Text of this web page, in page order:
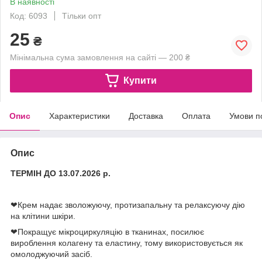
Код: 6093
Тільки опт
25 ₴
Мінімальна сума замовлення на сайті — 200 ₴
Купити
Опис Характеристики Доставка Оплата Умови
Опис
ТЕРМІН ДО 13.07.2026 р.
❤Крем надає зволожуючу, протизапальну та релаксуючу дію
на клітини шкіри.
❤Покращує мікроциркуляцію в тканинах, посилює
вироблення колагену та еластину, тому використовується як
омолоджуючий засіб.